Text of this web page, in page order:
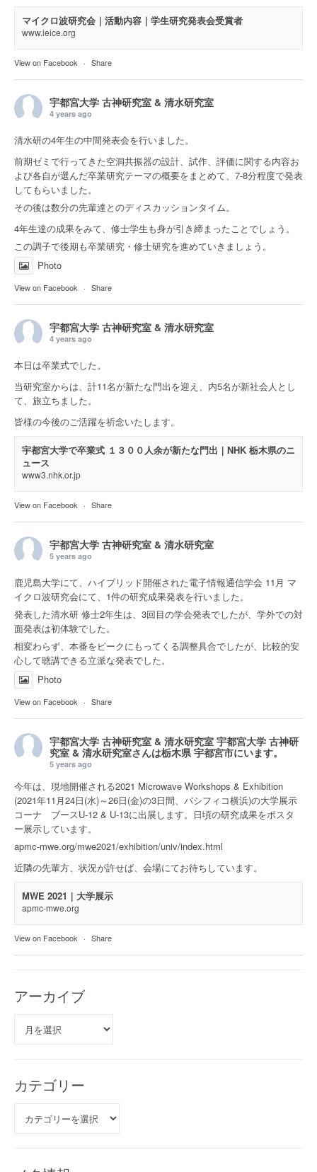
マイクロ波研究会｜活動内容｜学生研究発表会受賞者
www.ieice.org
View on Facebook · Share
宇都宮大学 古神研究室 & 清水研究室
4 years ago
清水研の4年生の中間発表会を行いました。
前期ゼミで行ってきた空洞共振器の設計、試作、評価に関する内容お
よび各自が選んだ卒業研究テーマの概要をまとめて、7-8分程度で発表
してもらいました。
その後は数分の先輩達とのディスカッションタイム。
4年生達の成果をみて、修士学生も身が引き締まったことでしょう。
この調子で後期も卒業研究・修士研究を進めていきましょう。
Photo
View on Facebook · Share
宇都宮大学 古神研究室 & 清水研究室
4 years ago
本日は卒業式でした。
当研究室からは、計11名が新たな門出を迎え、内5名が新社会人とし
て、旅立ちました。
皆様の今後のご活躍を祈念いたします。
宇都宮大学で卒業式 １３００人余が新たな門出｜NHK 栃木県のニ
ュース
www3.nhk.or.jp
View on Facebook · Share
宇都宮大学 古神研究室 & 清水研究室
5 years ago
鹿児島大学にて、ハイブリッド開催された電子情報通信学会 11月 マ
イクロ波研究会にて、1件の研究成果発表を行いました。
発表した清水研 修士2年生は、3回目の学会発表でしたが、学外での対
面発表は初体験でした。
相変わらず、本番をピークにもってくる調整具合でしたが、比較的安
心して聴講できる立派な発表でした。
Photo
View on Facebook · Share
宇都宮大学 古神研究室 & 清水研究室 宇都宮大学 古神研
究室 & 清水研究室さんは栃木県 宇都宮市にいます。
5 years ago
今年は、現地開催される2021 Microwave Workshops & Exhibition
(2021年11月24日(水)～26日(金)の3日間、パシフィコ横浜)の大学展示
コーナ ブースU-12 & U-13に出展します。日頃の研究成果をポスタ
ー展示しています。
apmc-mwe.org/mwe2021/exhibition/univ/index.html
近隣の先輩方、状況が許せば、会場にてお待ちしています。
MWE 2021｜大学展示
apmc-mwe.org
View on Facebook · Share
アーカイブ
カテゴリー